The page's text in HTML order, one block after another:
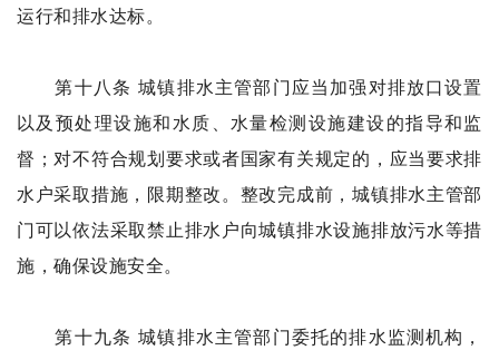
运行和排水达标。
第十八条 城镇排水主管部门应当加强对排放口设置
以及预处理设施和水质、水量检测设施建设的指导和监
督；对不符合规划要求或者国家有关规定的，应当要求排
水户采取措施，限期整改。整改完成前，城镇排水主管部
门可以依法采取禁止排水户向城镇排水设施排放污水等措
施，确保设施安全。
第十九条 城镇排水主管部门委托的排水监测机构，